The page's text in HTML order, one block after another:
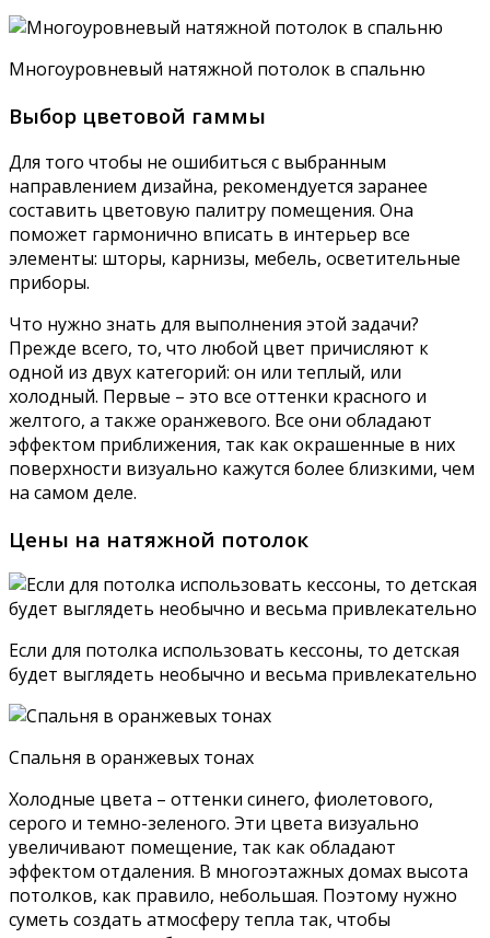
Многоуровневый натяжной потолок в спальню
Выбор цветовой гаммы
Для того чтобы не ошибиться с выбранным
направлением дизайна, рекомендуется заранее
составить цветовую палитру помещения. Она
поможет гармонично вписать в интерьер все
элементы: шторы, карнизы, мебель, осветительные
приборы.
Что нужно знать для выполнения этой задачи?
Прежде всего, то, что любой цвет причисляют к
одной из двух категорий: он или теплый, или
холодный. Первые – это все оттенки красного и
желтого, а также оранжевого. Все они обладают
эффектом приближения, так как окрашенные в них
поверхности визуально кажутся более близкими, чем
на самом деле.
Цены на натяжной потолок
Если для потолка использовать кессоны, то детская
будет выглядеть необычно и весьма привлекательно
Спальня в оранжевых тонах
Холодные цвета – оттенки синего, фиолетового,
серого и темно-зеленого. Эти цвета визуально
увеличивают помещение, так как обладают
эффектом отдаления. В многоэтажных домах высота
потолков, как правило, небольшая. Поэтому нужно
суметь создать атмосферу тепла так, чтобы